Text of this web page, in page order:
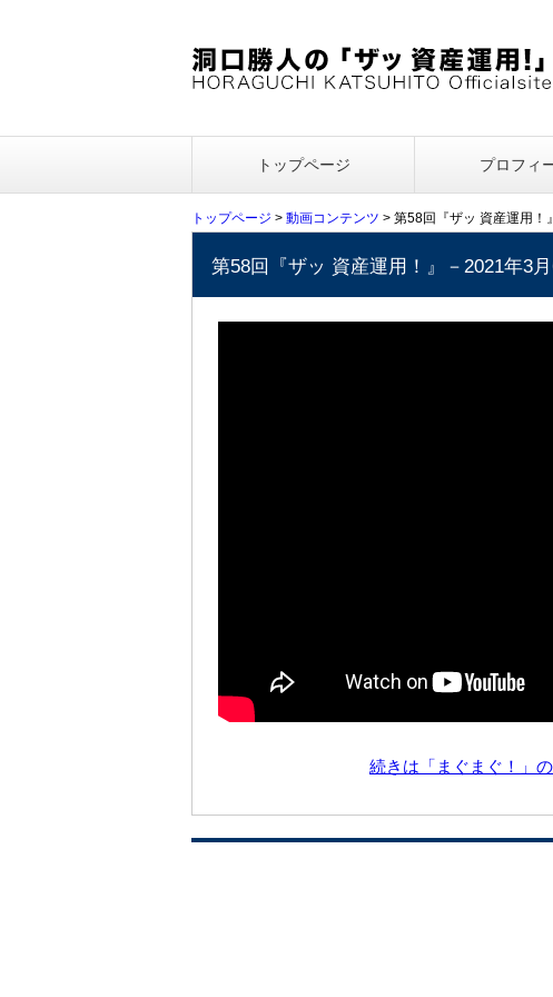
トップページ プロフィ
トップページ > 動画コンテンツ > 第58回『ザッ 資産運用！
第58回『ザッ 資産運用！』－2021年3
続きは「まぐまぐ！」